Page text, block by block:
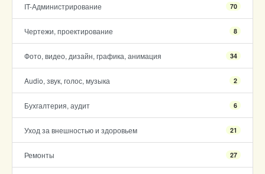
IT-Администрирование 70
Чертежи, проектирование 8
Фото, видео, дизайн, графика, анимация 34
Audio, звук, голос, музыка 2
Бухгалтерия, аудит 6
Уход за внешностью и здоровьем 21
Ремонты 27